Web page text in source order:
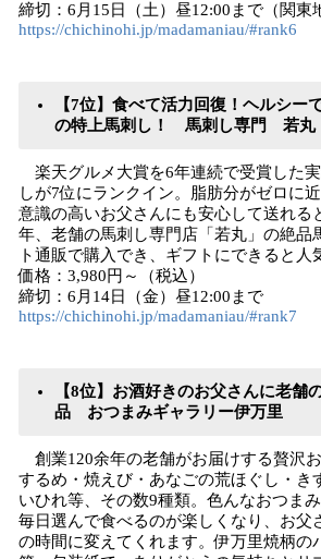
締切：6月15日（土）昼12:00まで（関東
https://chichinohi.jp/madamaniau/#rank6
【7位】食べて活力回復！ヘルシー
の特上馬刺し！ 馬刺し専門 若丸
楽天グルメ大賞を6年連続で受賞した
しが7位にランクイン。脂肪分がゼロに
意識の高いお父さんにも安心して送れる
年、老舗の馬刺し専門店「若丸」の絶品
ト通販で購入でき、ギフトにできると人
価格：3,980円～（税込）
締切：6月14日（金）昼12:00まで
https://chichinohi.jp/madamaniau/#rank7
【8位】お酒好きのお父さんに老舗
品 おつまみギャラリー伊万里
創業120余年の老舗がお届けする贅沢
するめ・焼えび・あなごの荒ほぐし・き
いひれ等、その数9種類。色んなおつま
毎日選んで食べるのが楽しくなり、お父
の時間に変えてくれます。伊万里焼柄の